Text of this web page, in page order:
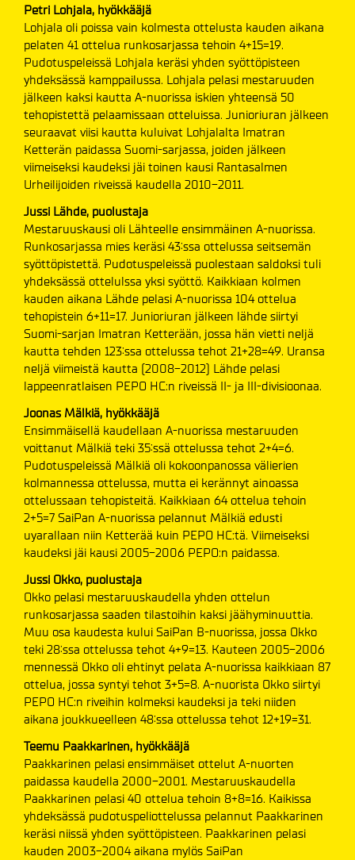
Petri Lohjala, hyökkääjä
Lohjala oli poissa vain kolmesta ottelusta kauden aikana
pelaten 41 ottelua runkosarjassa tehoin 4+15=19.
Pudotuspeleissä Lohjala keräsi yhden syöttöpisteen
yhdeksässä kamppailussa. Lohjala pelasi mestaruuden
jälkeen kaksi kautta A-nuorissa iskien yhteensä 50
tehopistettä pelaamissaan otteluissa. Junioriuran jälkeen
seuraavat viisi kautta kuluivat Lohjalalta Imatran
Ketterän paidassa Suomi-sarjassa, joiden jälkeen
viimeiseksi kaudeksi jäi toinen kausi Rantasalmen
Urheilijoiden riveissä kaudella 2010-2011.
Jussi Lähde, puolustaja
Mestaruuskausi oli Lähteelle ensimmäinen A-nuorissa.
Runkosarjassa mies keräsi 43:ssa ottelussa seitsemän
syöttöpistettä. Pudotuspeleissä puolestaan saldoksi tuli
yhdeksässä ottelulssa yksi syöttö. Kaikkiaan kolmen
kauden aikana Lähde pelasi A-nuorissa 104 ottelua
tehopistein 6+11=17. Junioriuran jälkeen lähde siirtyi
Suomi-sarjan Imatran Ketterään, jossa hän vietti neljä
kautta tehden 123:ssa ottelussa tehot 21+28=49. Uransa
neljä viimeistä kautta (2008-2012) Lähde pelasi
lappeenratlaisen PEPO HC:n riveissä II- ja III-divisioonaa.
Joonas Mälkiä, hyökkääjä
Ensimmäisellä kaudellaan A-nuorissa mestaruuden
voittanut Mälkiä teki 35:ssä ottelussa tehot 2+4=6.
Pudotuspeleissä Mälkiä oli kokoonpanossa välierien
kolmannessa ottelussa, mutta ei kerännyt ainoassa
ottelussaan tehopisteitä. Kaikkiaan 64 ottelua tehoin
2+5=7 SaiPan A-nuorissa pelannut Mälkiä edusti
uyarallaan niin Ketterää kuin PEPO HC:tä. Viimeiseksi
kaudeksi jäi kausi 2005-2006 PEPO:n paidassa.
Jussi Okko, puolustaja
Okko pelasi mestaruuskaudella yhden ottelun
runkosarjassa saaden tilastoihin kaksi jäähyminuuttia.
Muu osa kaudesta kului SaiPan B-nuorissa, jossa Okko
teki 28:ssa ottelussa tehot 4+9=13. Kauteen 2005-2006
mennessä Okko oli ehtinyt pelata A-nuorissa kaikkiaan 87
ottelua, jossa syntyi tehot 3+5=8. A-nuorista Okko siirtyi
PEPO HC:n riveihin kolmeksi kaudeksi ja teki niiden
aikana joukkueelleen 48:ssa ottelussa tehot 12+19=31.
Teemu Paakkarinen, hyökkääjä
Paakkarinen pelasi ensimmäiset ottelut A-nuorten
paidassa kaudella 2000-2001. Mestaruuskaudella
Paakkarinen pelasi 40 ottelua tehoin 8+8=16. Kaikissa
yhdeksässä pudotuspeliottelussa pelannut Paakkarinen
keräsi niissä yhden syöttöpisteen. Paakkarinen pelasi
kauden 2003-2004 aikana mylös SaiPan